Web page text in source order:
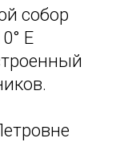
собор
E